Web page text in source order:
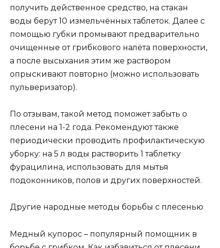
получить действенное средство, на стакан
воды берут 10 измельчённых таблеток. Далее с
помощью губки промывают предварительно
очищенные от грибкового налёта поверхности,
а после высыхания этим же раствором
опрыскивают повторно (можно использовать
пульверизатор).
По отзывам, такой метод поможет забыть о
плесени на 1-2 года. Рекомендуют также
периодически проводить профилактическую
уборку: на 5 л воды растворить 1 таблетку
фурацилина, использовать для мытья
подоконников, полов и других поверхностей.
Другие народные методы борьбы с плесенью
Медный купорос – популярный помощник в